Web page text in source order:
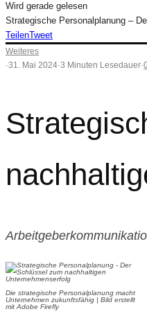
Wird gerade gelesen
Strategische Personalplanung –
TeilenTweet
Weiteres
·31. Mai 2024·3 Minuten Lesedauer·
Die strategische Personalplanung macht
Unternehmen zukunftsfähig | Bild erstellt
mit Adobe Firefly